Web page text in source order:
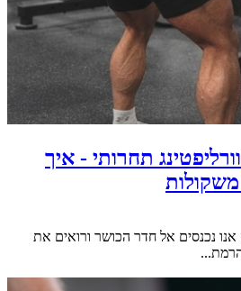
תחרותי - איך
נכנסים אל חדר הכושר ורואים את